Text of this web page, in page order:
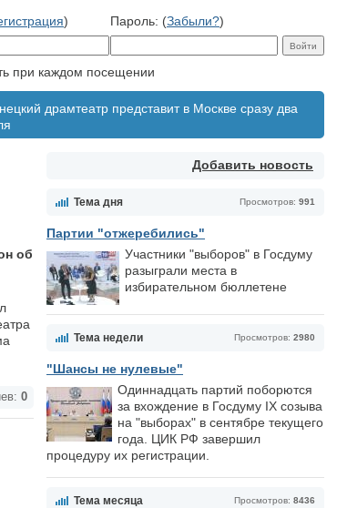
) Пароль: (Забыли?)
при каждом посещении
драмтеатр представит в Москве сразу два
Добавить новость
Просмотров: 991
Тема дня
Партии "отжеребились"
Участники "выборов" в Госдуму
разыграли места в
избирательном бюллетене
Просмотров: 2980
Тема недели
"Шансы не нулевые"
Одиннадцать партий поборются
за вхождение в Госдуму IX созыва
на "выборах" в сентябре текущего
года. ЦИК РФ завершил
процедуру их регистрации.
Просмотров: 8436
Тема месяца
об
0